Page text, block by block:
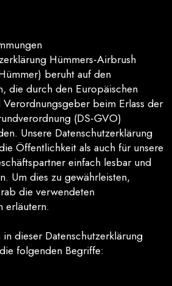
Hümmers-Airbrush
beruht auf den
die durch den Europäischen
beim Erlass der
(DS-GVO)
Unsere Datenschutzerklärung
Öffentlichkeit als auch für unsere
einfach lesbar und
Um dies zu gewährleisten,
die verwendeten
erläutern.
dieser Datenschutzerklärung
folgenden Begriffe: